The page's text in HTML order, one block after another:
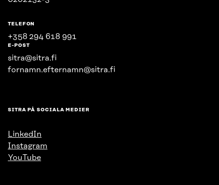
TELEFON
+358 294 618 991
E-POST
sitra@sitra.fi
fornamn.efternamn@sitra.fi
SITRA PÅ SOCIALA MEDIER
LinkedIn
Instagram
YouTube